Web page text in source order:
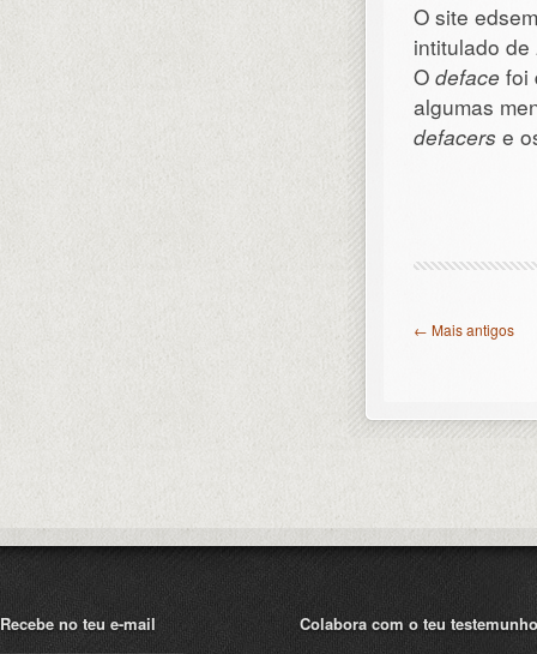
O site
intitulado de
O deface foi
algumas
defacers e
← Mais antigos
Recebe no teu e-mail Colabora com o teu testemunho